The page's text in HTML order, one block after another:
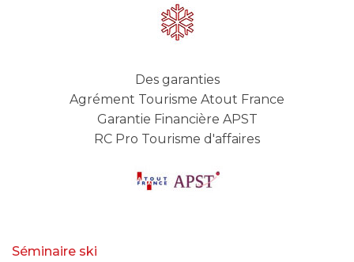
Des garanties
Agrément Tourisme Atout France
Garantie Financière APST
RC Pro Tourisme d'affaires
Séminaire ski